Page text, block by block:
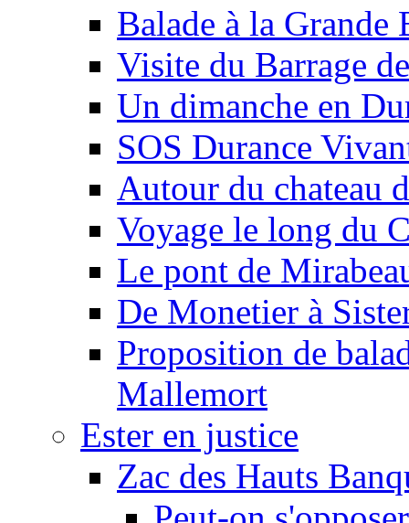
Balade à la Grande
Visite du Barrage
Un dimanche en
SOS Durance
Autour du chateau
Voyage le long du
Le pont de
De Monetier à
Proposition de
Mallemort
Ester en justice
Zac des Hauts